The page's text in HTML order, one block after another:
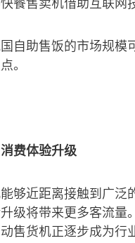
自助售饭的市场规模
。
费体验升级
够近距离接触到广
级将带来更多客流
售货机正逐步成为行